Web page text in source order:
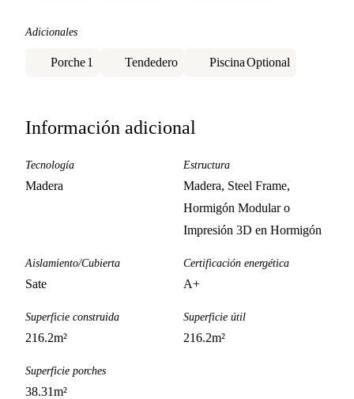
Adicionales
Porche1 Tendedero PiscinaOptional
Información adicional
Tecnología
Madera
Estructura
Madera, Steel Frame,
Hormigón Modular o
Impresión 3D en Hormigón
Aislamiento/Cubierta
Sate
Certificación energética
A+
Superficie construida
216.2m²
Superficie útil
216.2m²
Superficie porches
38.31m²